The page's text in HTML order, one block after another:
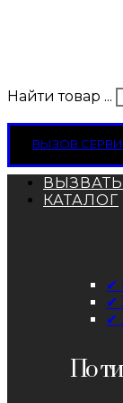
Найти товар ...
ВЫЗОВ
КАТАЛОГ
✔
✔
✔
По